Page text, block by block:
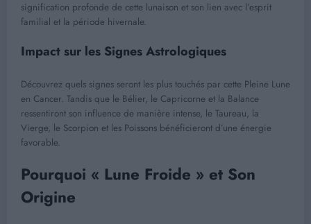
signification profonde de cette lunaison et son lien avec l’esprit
familial et la période hivernale.
Impact sur les Signes Astrologiques
Découvrez quels signes seront les plus touchés par cette Pleine Lune
en Cancer. Tandis que le Bélier, le Capricorne et la Balance
ressentiront son influence de manière intense, le Taureau, la
Vierge, le Scorpion et les Poissons bénéficieront d’une énergie
favorable.
Pourquoi « Lune Froide » et Son
Origine